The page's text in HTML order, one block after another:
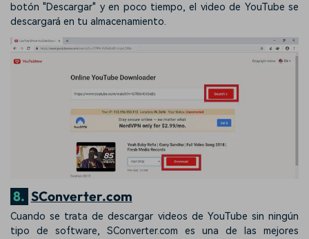
botón "Descargar" y en poco tiempo, el video de YouTube se
descargará en tu almacenamiento.
8. SConverter.com
Cuando se trata de descargar videos de YouTube sin ningún
tipo de software, SConverter.com es una de las mejores